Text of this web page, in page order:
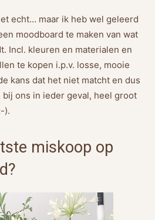
echt… maar ik heb wel geleerd
moodboard te maken van wat
Incl. kleuren en materialen en
te kopen i.p.v. losse, mooie
kans dat het niet matcht en dus
ons in ieder geval, heel groot
).
miskoop op